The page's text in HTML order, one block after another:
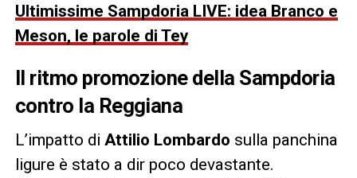
Ultimissime Sampdoria LIVE: idea Branco e
Meson, le parole di Tey
Il ritmo promozione della Sampdoria
contro la Reggiana
L’impatto di Attilio Lombardo sulla panchina
ligure è stato a dir poco devastante.